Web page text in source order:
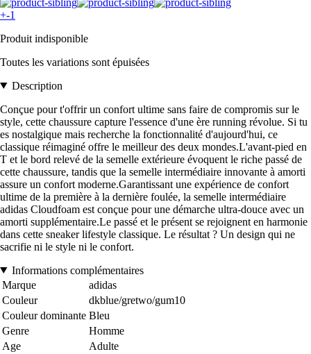
+-1
Produit indisponible
Toutes les variations sont épuisées
Description
Conçue pour t'offrir un confort ultime sans faire de compromis sur le
style, cette chaussure capture l'essence d'une ère running révolue. Si tu
es nostalgique mais recherche la fonctionnalité d'aujourd'hui, ce
classique réimaginé offre le meilleur des deux mondes.L'avant-pied en
T et le bord relevé de la semelle extérieure évoquent le riche passé de
cette chaussure, tandis que la semelle intermédiaire innovante à amorti
assure un confort moderne.Garantissant une expérience de confort
ultime de la première à la dernière foulée, la semelle intermédiaire
adidas Cloudfoam est conçue pour une démarche ultra-douce avec un
amorti supplémentaire.Le passé et le présent se rejoignent en harmonie
dans cette sneaker lifestyle classique. Le résultat ? Un design qui ne
sacrifie ni le style ni le confort.
Informations complémentaires
Marque
adidas
Couleur
dkblue/gretwo/gum10
Couleur dominante Bleu
Genre
Homme
Age
Adulte